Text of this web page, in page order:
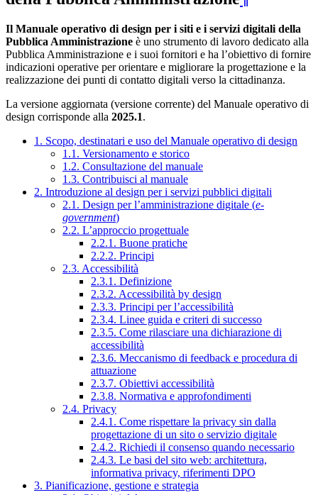
Il Manuale operativo di design per i siti e i servizi digitali della
Pubblica Amministrazione è uno strumento di lavoro dedicato alla
Pubblica Amministrazione e i suoi fornitori e ha l’obiettivo di fornire
indicazioni operative per orientare e migliorare la progettazione e la
realizzazione dei punti di contatto digitali verso la cittadinanza.
La versione aggiornata (versione corrente) del Manuale operativo di
design corrisponde alla 2025.1.
1. Scopo, destinatari e uso del Manuale operativo di design
1.1. Versionamento e storico
1.2. Consultazione del manuale
1.3. Contribuisci al manuale
2. Introduzione al design per i servizi pubblici digitali
2.1. Design per l’amministrazione digitale (e-
government)
2.2. L’approccio progettuale
2.2.1. Buone pratiche
2.2.2. Principi
2.3. Accessibilità
2.3.1. Definizione
2.3.2. Accessibilità by design
2.3.3. Principi per l’accessibilità
2.3.4. Linee guida e criteri di successo
2.3.5. Come rilasciare una dichiarazione di
accessibilità
2.3.6. Meccanismo di feedback e procedura di
attuazione
2.3.7. Obiettivi accessibilità
2.3.8. Normativa e approfondimenti
2.4. Privacy
2.4.1. Come rispettare la privacy sin dalla
progettazione di un sito o servizio digitale
2.4.2. Richiedi il consenso quando necessario
2.4.3. Le basi del sito web: architettura,
informativa privacy, riferimenti DPO
3. Pianificazione, gestione e strategia